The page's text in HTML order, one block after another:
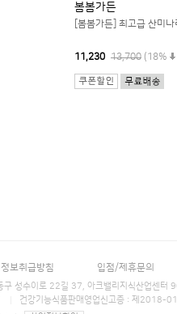
봄봄가든
[봄봄가든] 최고급 산미
11,230 13,700 (18%
보취급방침 입점/제휴문의
구 성수이로 22길 37, 아크밸리지식산업
건강기능식품판매영업신고증 : 제2018-